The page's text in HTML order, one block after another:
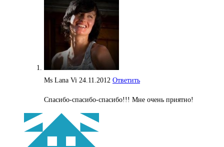
Ms Lana Vi 24.11.2012 Ответить
Спасибо-спасибо-спасибо!!! Мне очень приятно!